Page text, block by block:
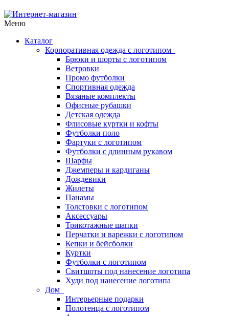
Меню
Каталог
Корпоративная одежда с логотипом
Брюки и шорты с логотипом
Ветровки
Промо футболки
Спортивная одежда
Вязаные комплекты
Офисные рубашки
Детская одежда
Флисовые куртки и кофты
Футболки поло
Фартуки с логотипом
Футболки с длинным рукавом
Шарфы
Джемперы и кардиганы
Дождевики
Жилеты
Панамы
Толстовки с логотипом
Аксессуары
Трикотажные шапки
Перчатки и варежки с логотипом
Кепки и бейсболки
Куртки
Футболки с логотипом
Свитшоты под нанесение логотипа
Худи под нанесение логотипа
Дом
Интерьерные подарки
Полотенца с логотипом